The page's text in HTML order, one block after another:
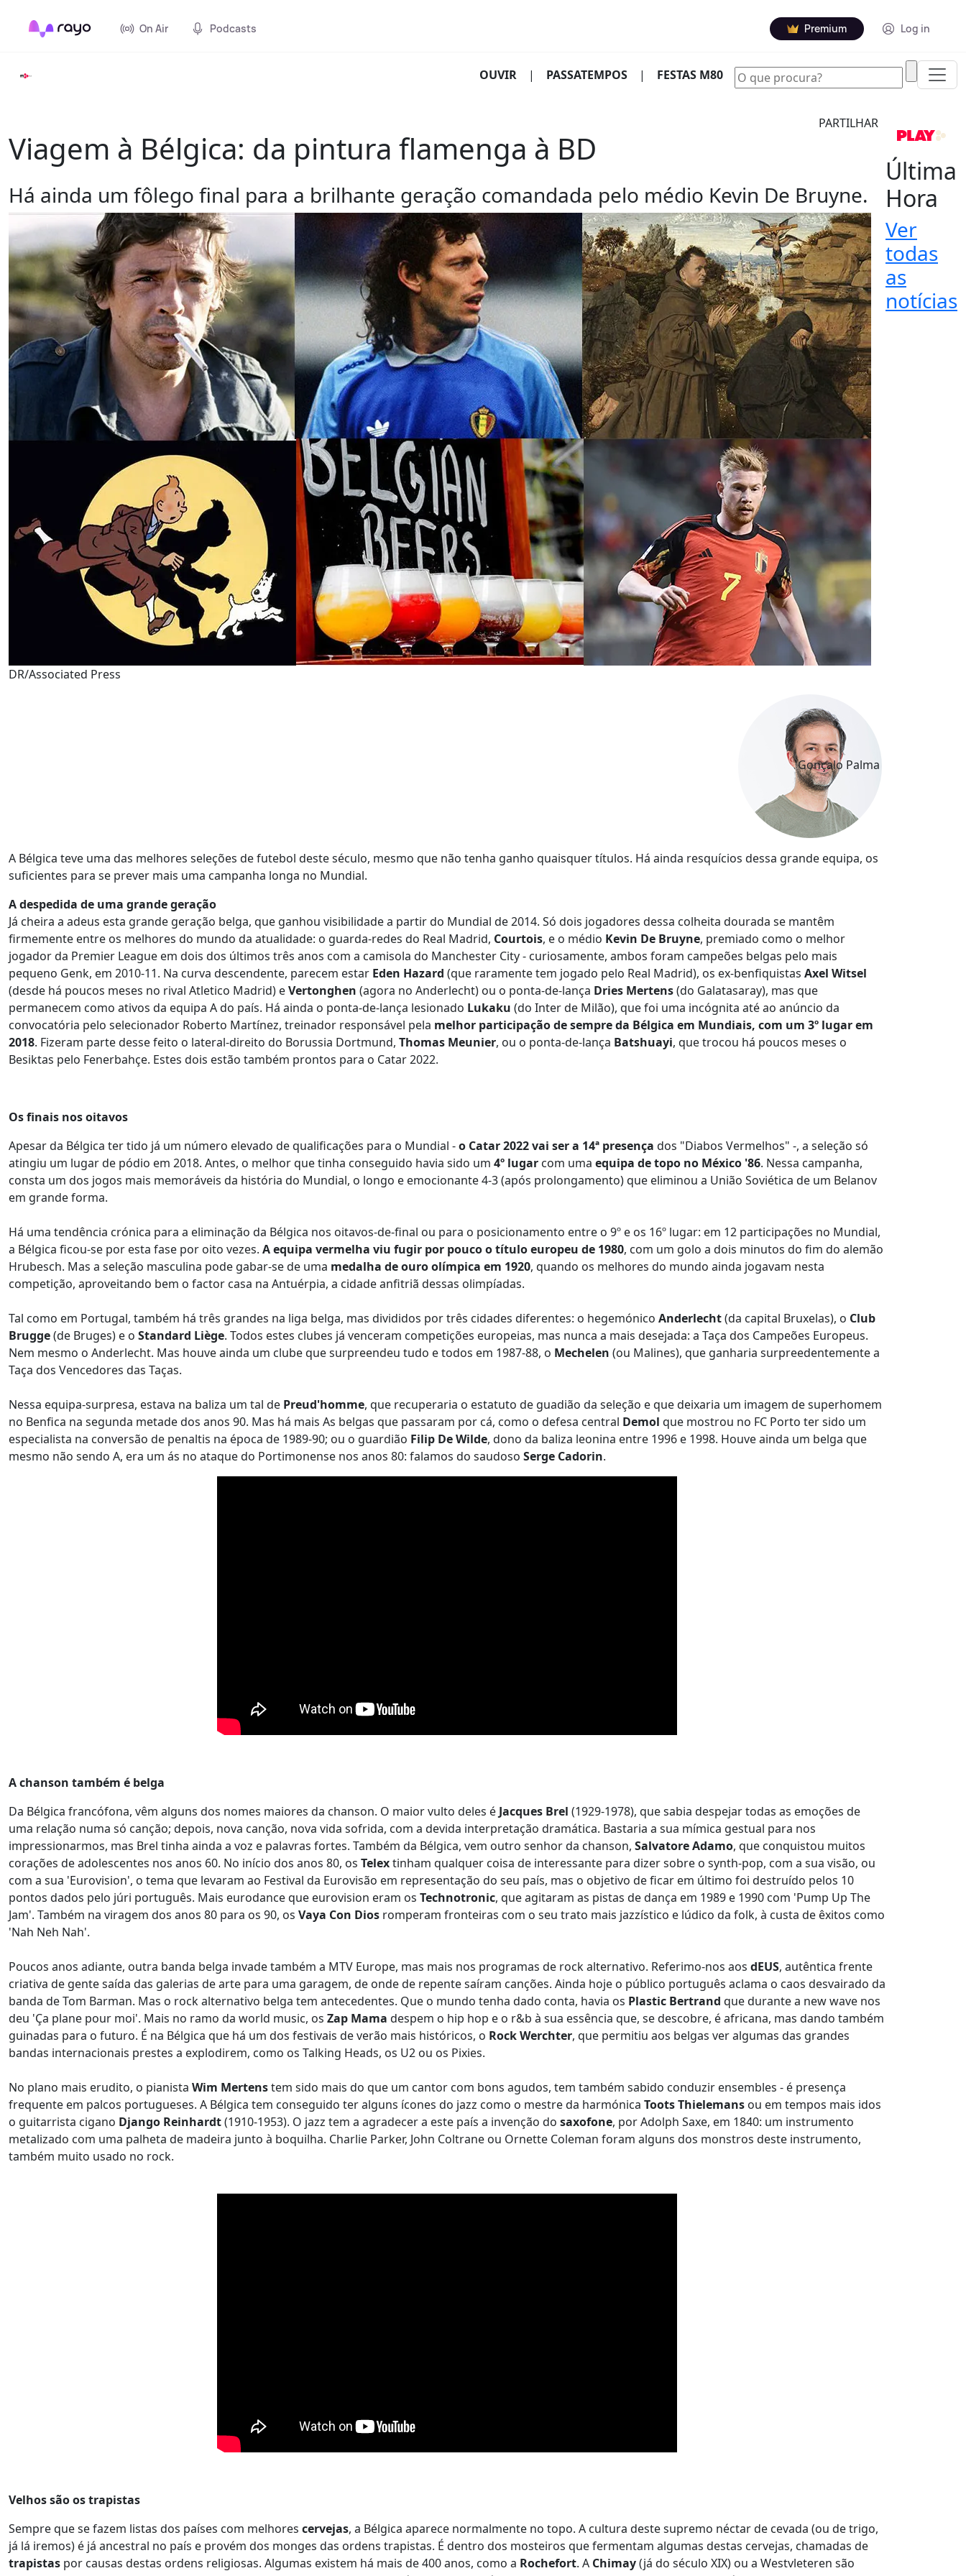
On Air Podcasts Premium Log in
OUVIR (CURRENT)
| PASSATEMPOS | FESTAS M80
PARTILHAR
Viagem à Bélgica: da pintura flamenga à BD
Há ainda um fôlego final para a brilhante geração comandada pelo médio Kevin De Bruyne.
DR/Associated Press
Gonçalo Palma
A Bélgica teve uma das melhores seleções de futebol deste século, mesmo que não tenha ganho quaisquer títulos. Há ainda resquícios dessa grande equipa, os
suficientes para se prever mais uma campanha longa no Mundial.
A despedida de uma grande geração
Já cheira a adeus esta grande geração belga, que ganhou visibilidade a partir do Mundial de 2014. Só dois jogadores dessa colheita dourada se mantêm
firmemente entre os melhores do mundo da atualidade: o guarda-redes do Real Madrid, Courtois, e o médio Kevin De Bruyne, premiado como o melhor
jogador da Premier League em dois dos últimos três anos com a camisola do Manchester City - curiosamente, ambos foram campeões belgas pelo mais
pequeno Genk, em 2010-11. Na curva descendente, parecem estar Eden Hazard (que raramente tem jogado pelo Real Madrid), os ex-benfiquistas Axel Witsel
(desde há poucos meses no rival Atletico Madrid) eVertonghen (agora no Anderlecht) ou o ponta-de-lança Dries Mertens(do Galatasaray), mas que
permanecem como ativos da equipa A do país. Há ainda o ponta-de-lança lesionado Lukaku (do Inter de Milão), que foi uma incógnita até ao anúncio da
convocatória pelo selecionador Roberto Martínez, treinador responsável pela melhor participação de sempre da Bélgica em Mundiais, com um 3º lugar em
2018. Fizeram parte desse feito o lateral-direito do Borussia Dortmund, Thomas Meunier, ou o ponta-de-lança Batshuayi, que trocou há poucos meses o
Besiktas pelo Fenerbahçe. Estes dois estão também prontos para o Catar 2022.
Os finais nos oitavos
Apesar da Bélgica ter tido já um número elevado de qualificações para o Mundial -o Catar 2022 vai ser a 14ª presença dos "Diabos Vermelhos" -, a seleção só
atingiu um lugar de pódio em 2018. Antes, o melhor que tinha conseguido havia sido um 4º lugar com uma equipa de topo no México '86. Nessa campanha,
consta um dos jogos mais memoráveis da história do Mundial, o longo e emocionante 4-3 (após prolongamento) que eliminou a União Soviética de um Belanov
em grande forma.
Há uma tendência crónica para a eliminação da Bélgica nos oitavos-de-final ou para o posicionamento entre o 9º e os 16º lugar: em 12 participações no Mundial,
a Bélgica ficou-se por esta fase por oito vezes. A equipa vermelha viu fugir por pouco o título europeu de 1980, com um golo a dois minutos do fim do alemão
Hrubesch. Mas a seleção masculina pode gabar-se de uma medalha de ouro olímpica em 1920, quando os melhores do mundo ainda jogavam nesta
competição, aproveitando bem o factor casa na Antuérpia, a cidade anfitriã dessas olimpíadas.
Tal como em Portugal, também há três grandes na liga belga, mas divididos por três cidades diferentes: o hegemónico Anderlecht(da capital Bruxelas), o Club
Brugge(de Bruges) e o Standard Liège. Todos estes clubes já venceram competições europeias, mas nunca a mais desejada: a Taça dos Campeões Europeus.
Nem mesmo o Anderlecht. Mas houve ainda um clube que surpreendeu tudo e todos em 1987-88, o Mechelen (ou Malines), que ganharia surpreedentemente a
Taça dos Vencedores das Taças.
Nessa equipa-surpresa, estava na baliza um tal de Preud'homme, que recuperaria o estatuto de guadião da seleção e que deixaria um imagem de superhomem
no Benfica na segunda metade dos anos 90. Mas há mais As belgas que passaram por cá, como o defesa central Demol que mostrou no FC Porto ter sido um
especialista na conversão de penaltis na época de 1989-90; ou o guardião Filip De Wilde, dono da baliza leonina entre 1996 e 1998. Houve ainda um belga que
mesmo não sendo A, era um ás no ataque do Portimonense nos anos 80: falamos do saudoso Serge Cadorin.
A chanson também é belga
Da Bélgica francófona, vêm alguns dos nomes maiores da chanson. O maior vulto deles é Jacques Brel (1929-1978), que sabia despejar todas as emoções de
uma relação numa só canção; depois, nova canção, nova vida sofrida, com a devida interpretação dramática. Bastaria a sua mímica gestual para nos
impressionarmos, mas Brel tinha ainda a voz e palavras fortes. Também da Bélgica, vem outro senhor da chanson, Salvatore Adamo, que conquistou muitos
corações de adolescentes nos anos 60. No início dos anos 80, os Telextinham qualquer coisa de interessante para dizer sobre o synth-pop, com a sua visão, ou
com a sua 'Eurovision', o tema que levaram ao Festival da Eurovisão em representação do seu país, mas o objetivo de ficar em último foi destruído pelos 10
pontos dados pelo júri português. Mais eurodance que eurovision eram os Technotronic, que agitaram as pistas de dança em 1989 e 1990 com 'Pump Up The
Jam'. Também na viragem dos anos 80 para os 90, os Vaya Con Dios romperam fronteiras com o seu trato mais jazzístico e lúdico da folk, à custa de êxitos como
'Nah Neh Nah'.
Poucos anos adiante, outra banda belga invade também a MTV Europe, mas mais nos programas de rock alternativo. Referimo-nos aos dEUS, autêntica frente
criativa de gente saída das galerias de arte para uma garagem, de onde de repente saíram canções. Ainda hoje o público português aclama o caos desvairado da
banda de Tom Barman. Mas o rock alternativo belga tem antecedentes. Que o mundo tenha dado conta, havia os Plastic Bertrand que durante a new wave nos
deu 'Ça plane pour moi'. Mais no ramo da world music, os Zap Mama despem o hip hop e o r&b à sua essência que, se descobre, é africana, mas dando também
guinadas para o futuro. É na Bélgica que há um dos festivais de verão mais históricos, o Rock Werchter, que permitiu aos belgas ver algumas das grandes
bandas internacionais prestes a explodirem, como os Talking Heads, os U2 ou os Pixies.
No plano mais erudito, o pianista Wim Mertenstem sido mais do que um cantor com bons agudos, tem também sabido conduzir ensembles - é presença
frequente em palcos portugueses. A Bélgica tem conseguido ter alguns ícones do jazz como o mestre da harmónica Toots Thielemans ou em tempos mais idos
o guitarrista cigano Django Reinhardt(1910-1953). O jazz tem a agradecer a este país a invenção do saxofone, por Adolph Saxe, em 1840: um instrumento
metalizado com uma palheta de madeira junto à boquilha. Charlie Parker, John Coltrane ou Ornette Coleman foram alguns dos monstros deste instrumento,
também muito usado no rock.
Velhos são os trapistas
Sempre que se fazem listas dos países com melhores cervejas, a Bélgica aparece normalmente no topo. A cultura deste supremo néctar de cevada (ou de trigo,
já lá iremos) é já ancestral no país e provém dos monges das ordens trapistas. É dentro dos mosteiros que fermentam algumas destas cervejas, chamadas de
trapistas por causas destas ordens religiosas. Algumas existem há mais de 400 anos, como a Rochefort. A Chimay(já do século XIX) ou a Westvleteren são
Última
Hora
Ver
todas
as
notícias